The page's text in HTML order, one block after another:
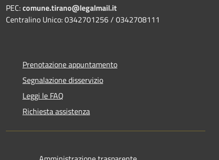
PEC:comune.tirano@legalmail.it
Centralino Unico: 0342701256 / 0342708111
Prenotazione appuntamento
Segnalazione disservizio
Leggi le FAQ
Richiesta assistenza